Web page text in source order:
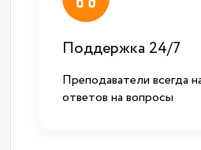
Поддержка 24/7
Преподаватели всегда
ответов на вопросы